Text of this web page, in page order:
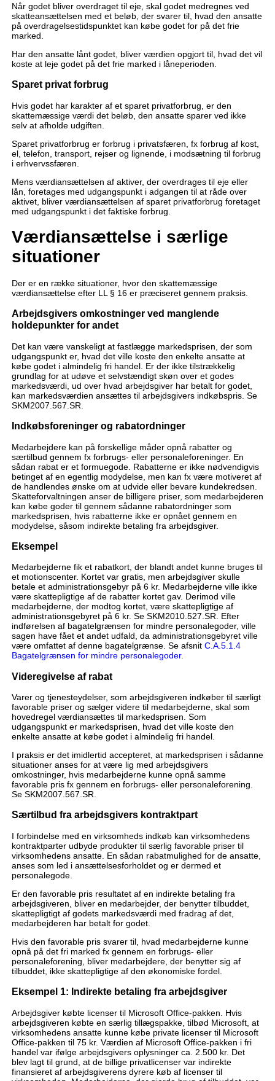
Når godet bliver overdraget til eje, skal godet medregnes ved
skatteansættelsen med et beløb, der svarer til, hvad den ansatte
på overdragelsestidspunktet kan købe godet for på det frie
marked.
Har den ansatte lånt godet, bliver værdien opgjort til, hvad det vil
koste at leje godet på det frie marked i låneperioden.
Sparet privat forbrug
Hvis godet har karakter af et sparet privatforbrug, er den
skattemæssige værdi det beløb, den ansatte sparer ved ikke
selv at afholde udgiften.
Sparet privatforbrug er forbrug i privatsfæren, fx forbrug af kost,
el, telefon, transport, rejser og lignende, i modsætning til forbrug
i erhvervssfæren.
Mens værdiansættelsen af aktiver, der overdrages til eje eller
lån, foretages med udgangspunkt i adgangen til at råde over
aktivet, bliver værdiansættelsen af sparet privatforbrug foretaget
med udgangspunkt i det faktiske forbrug.
Værdiansættelse i særlige
situationer
Der er en række situationer, hvor den skattemæssige
værdiansættelse efter LL § 16 er præciseret gennem praksis.
Arbejdsgivers omkostninger ved manglende
holdepunkter for andet
Det kan være vanskeligt at fastlægge markedsprisen, der som
udgangspunkt er, hvad det ville koste den enkelte ansatte at
købe godet i almindelig fri handel. Er der ikke tilstrækkelig
grundlag for at udøve et selvstændigt skøn over et godes
markedsværdi, ud over hvad arbejdsgiver har betalt for godet,
kan markedsværdien ansættes til arbejdsgivers indkøbspris. Se
SKM2007.567.SR.
Indkøbsforeninger og rabatordninger
Medarbejdere kan på forskellige måder opnå rabatter og
særtilbud gennem fx forbrugs- eller personaleforeninger. En
sådan rabat er et formuegode. Rabatterne er ikke nødvendigvis
betinget af en egentlig modydelse, men kan fx være motiveret af
de handlendes ønske om at udvide eller bevare kundekredsen.
Skatteforvaltningen anser de billigere priser, som medarbejderen
kan købe goder til gennem sådanne rabatordninger som
markedsprisen, hvis rabatterne ikke er opnået gennem en
modydelse, såsom indirekte betaling fra arbejdsgiver.
Eksempel
Medarbejderne fik et rabatkort, der blandt andet kunne bruges til
et motionscenter. Kortet var gratis, men arbejdsgiver skulle
betale et administrationsgebyr på 6 kr. Medarbejderne ville ikke
være skattepligtige af de rabatter kortet gav. Derimod ville
medarbejderne, der modtog kortet, være skattepligtige af
administrationsgebyret på 6 kr. Se SKM2010.527.SR. Efter
indførelsen af bagatelgrænsen for mindre personalegoder, ville
sagen have fået et andet udfald, da administrationsgebyret ville
være omfattet af denne bagatelgrænse. Se afsnit C.A.5.1.4
Bagatelgrænsen for mindre personalegoder.
Videregivelse af rabat
Varer og tjenesteydelser, som arbejdsgiveren indkøber til særligt
favorable priser og sælger videre til medarbejderne, skal som
hovedregel værdiansættes til markedsprisen. Som
udgangspunkt er markedsprisen, hvad det ville koste den
enkelte ansatte at købe godet i almindelig fri handel.
I praksis er det imidlertid accepteret, at markedsprisen i sådanne
situationer anses for at være lig med arbejdsgivers
omkostninger, hvis medarbejderne kunne opnå samme
favorable pris fx gennem en forbrugs- eller personaleforening.
Se SKM2007.567.SR.
Særtilbud fra arbejdsgivers kontraktpart
I forbindelse med en virksomheds indkøb kan virksomhedens
kontraktparter udbyde produkter til særlig favorable priser til
virksomhedens ansatte. En sådan rabatmulighed for de ansatte,
anses som led i ansættelsesforholdet og er dermed et
personalegode.
Er den favorable pris resultatet af en indirekte betaling fra
arbejdsgiveren, bliver en medarbejder, der benytter tilbuddet,
skattepligtigt af godets markedsværdi med fradrag af det,
medarbejderen har betalt for godet.
Hvis den favorable pris svarer til, hvad medarbejderne kunne
opnå på det fri marked fx gennem en forbrugs- eller
personaleforening, bliver medarbejdere, der benytter sig af
tilbuddet, ikke skattepligtige af den økonomiske fordel.
Eksempel 1: Indirekte betaling fra arbejdsgiver
Arbejdsgiver købte licenser til Microsoft Office-pakken. Hvis
arbejdsgiveren købte en særlig tillægspakke, tilbød Microsoft, at
virksomhedens ansatte kunne købe private licenser til Microsoft
Office-pakken til 75 kr. Værdien af Microsoft Office-pakken i fri
handel var ifølge arbejdsgivers oplysninger ca. 2.500 kr. Det
blev lagt til grund, at de billige privatlicenser var indirekte
finansieret af arbejdsgiverens dyrere køb af licenser til